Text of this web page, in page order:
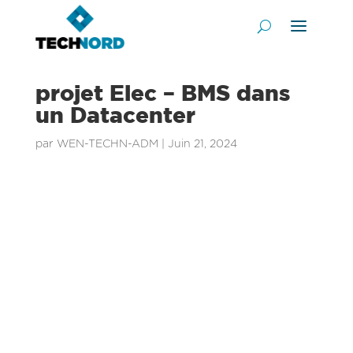
projet Elec – BMS dans
un Datacenter
par WEN-TECHN-ADM Juin 21, 2024